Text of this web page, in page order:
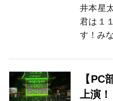
井本星
君は１
す！み
【PC
上演！